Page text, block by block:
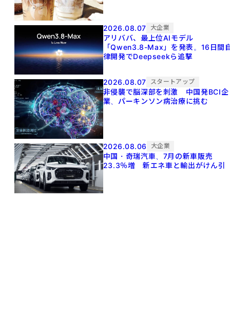
2026.08.07 大企業
アリババ、最上位AIモデル
「Qwen3.8-Max」を発表。16日間
律開発でDeepseekら追撃
2026.08.07 スタートアップ
非侵襲で脳深部を刺激 中国発BCI企
業、パーキンソン病治療に挑む
2026.08.06 大企業
中国・奇瑞汽車、7月の新車販売
23.3％増 新エネ車と輸出がけん引